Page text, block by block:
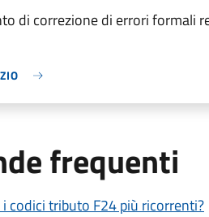
di correzione di errori formali
frequenti
codici tributo F24 più ricorrenti?